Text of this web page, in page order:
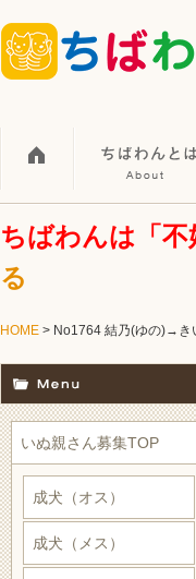
ちばわんは「
る
HOME > No1764 結乃(ゆの)→き
いぬ親さん募集TOP
成犬（オス）
成犬（メス）